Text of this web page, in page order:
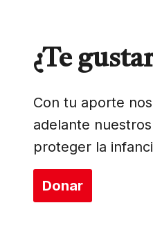
¿Te
Con tu aporte
adelante
proteger la
Donar